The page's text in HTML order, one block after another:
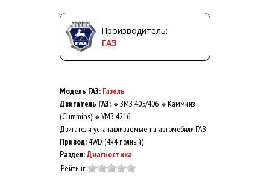
Производитель:
ГАЗ
Модель ГАЗ: Газель
Двигатель ГАЗ: 🔹 ЗМЗ 405/406 🔹 Камминз
(Cummins) 🔹 УМЗ 4216
Двигатели устанавливаемые на автомобили ГАЗ
Привод:4WD (4x4 полный)
Раздел:Диагностика
Рейтинг: